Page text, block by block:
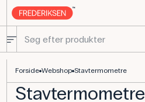
Forside Webshop Stavtermometre
Stavtermometre